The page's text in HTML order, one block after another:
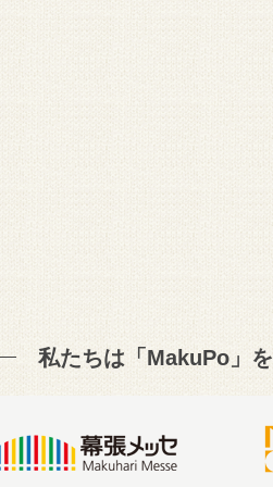
私たちは「MakuPo」を